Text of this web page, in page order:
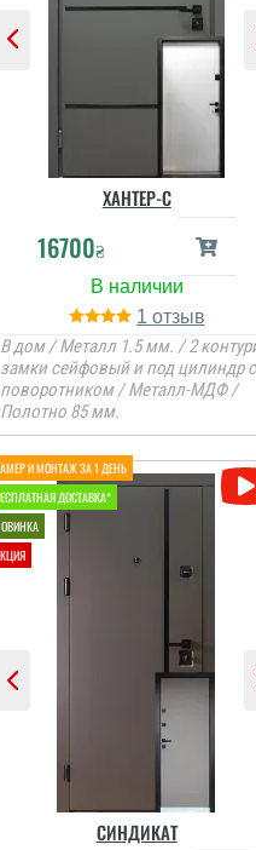
ХАНТЕР-С
16700₴
1
В дом / Металл 1.5 мм. / 2
замки сейфовый и под цилиндр с
поворотником / Металл-МДФ /
Полотно 85 мм.
СИНДИКАТ